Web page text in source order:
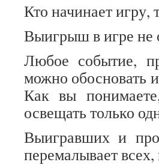
Кто начинает игру,
Выигрыш в игре не
Любое событие,
можно обосновать
Как вы
освещать только
Выигравших и
перемалывает всех,